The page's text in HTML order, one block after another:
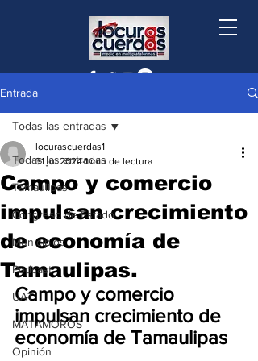
Entrada
Todas las entradas
Tamaulipas
Congreso de Estado
Municipios
Podcast
UAT
MATAMOROS
Opinión
Todas las entradas
Campo y comercio
impulsan crecimiento
de economía de
Tamaulipas.
locurascuerdas1
31 jul 2024 1 min de lectura
Campo y comercio
impulsan crecimiento de
economía de Tamaulipas